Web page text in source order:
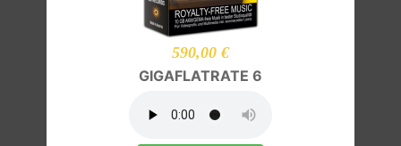
590,00 €
GIGAFLATRATE 6